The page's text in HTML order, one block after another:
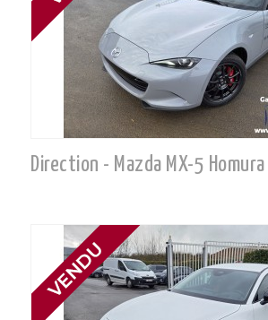
Direction - Mazda MX-5 Homura